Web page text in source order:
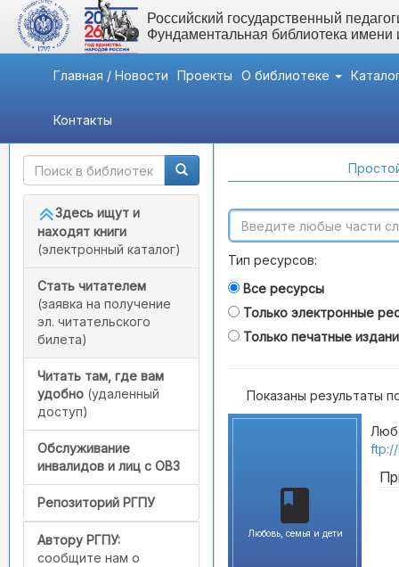
Российский государственный
Фундаментальная библиотека
Главная / Новости Проекты О библиотеке
Контакты
Быстрый доступ
Здесь ищут и
находят книги
(электронный каталог)
Стать читателем
(заявка на получение
эл. читательского
билета)
Читать там, где вам
удобно (удаленный
доступ)
Обслуживание
инвалидов и лиц с ОВЗ
Репозиторий РГПУ
Автору РГПУ:
сообщите нам о
Тип ресурсов:
Все ресурсы
Только электронные
Только печатные
Показаны результаты
Любовь, семья и дети